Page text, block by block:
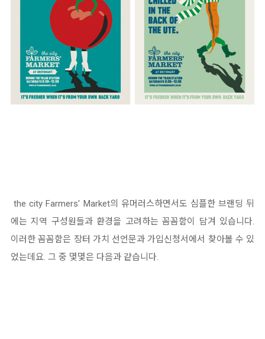
the city Farmers' Market의 유머러스하면서도 심플한 브랜딩 뒤
에는 지역 구성원들과 환경을 고려하는 꼼꼼함이 담겨 있습니다.
이러한 꼼꼼함은 장터 가치 선언문과 가입신청서에서 찾아볼 수 있
었는데요. 그 중 몇몇은 다음과 같습니다.